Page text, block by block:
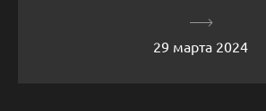
29 марта 2024